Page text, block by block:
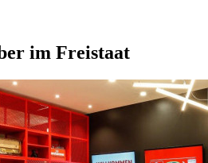
im Freistaat